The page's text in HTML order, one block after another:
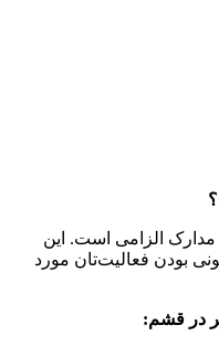
الزامی است. این
بودن فعالیت‌تان مورد
در قشم: